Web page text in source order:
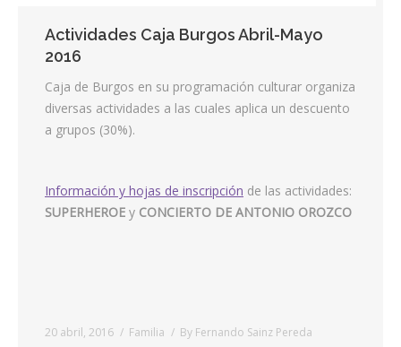
Actividades Caja Burgos Abril-Mayo
2016
Caja de Burgos en su programación culturar organiza
diversas actividades a las cuales aplica un descuento
a grupos (30%).
Información y hojas de inscripción de las actividades:
SUPERHEROE y CONCIERTO DE ANTONIO OROZCO
20 abril, 2016 Familia By Fernando Sainz Pereda